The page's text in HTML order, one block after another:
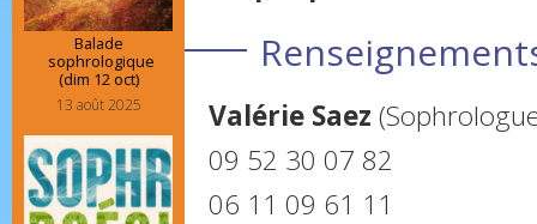
Valérie Saez
09 52 30 07 82
06 11 09 61 11
Balade
sophrologique
(dim 12 oct)
13 août 2025